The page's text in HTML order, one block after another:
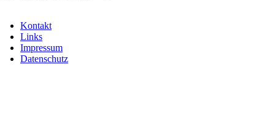
Kon­takt
Links
Impres­sum
Daten­schutz